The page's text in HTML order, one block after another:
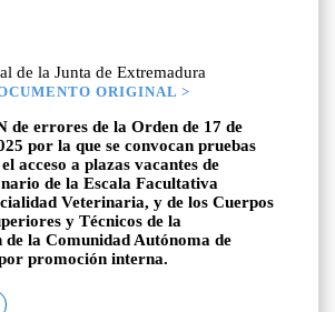
de la Junta de Extremadura
ORIGINAL >
de errores de la Orden de 17 de
por la que se convocan pruebas
acceso a plazas vacantes de
de la Escala Facultativa
Veterinaria, y de los Cuerpos
y Técnicos de la
la Comunidad Autónoma de
promoción interna.